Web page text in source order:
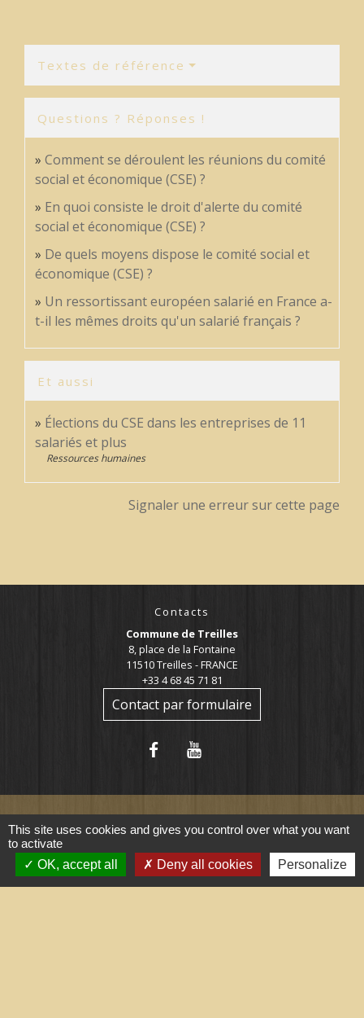
Textes de référence
Questions ? Réponses !
Comment se déroulent les réunions du comité
social et économique (CSE) ?
En quoi consiste le droit d'alerte du comité
social et économique (CSE) ?
De quels moyens dispose le comité social et
économique (CSE) ?
Un ressortissant européen salarié en France a-
t-il les mêmes droits qu'un salarié français ?
Et aussi
Élections du CSE dans les entreprises de 11
salariés et plus
Ressources humaines
Signaler une erreur sur cette page
Contacts
Commune de Treilles
8, place de la Fontaine
11510 Treilles - FRANCE
+33 4 68 45 71 81
Contact par formulaire
Liens utiles
This site uses cookies and gives you control over what you want
to activate
OK, accept all
Deny all cookies Personalize